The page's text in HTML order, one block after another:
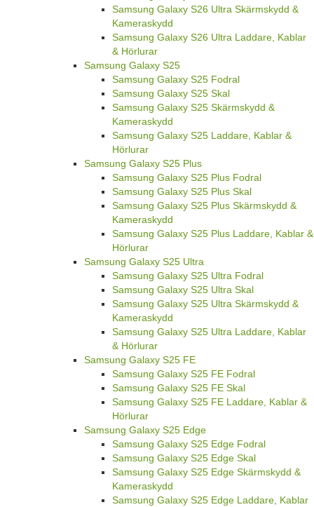
Samsung Galaxy S26 Ultra Skärmskydd &
Kameraskydd
Samsung Galaxy S26 Ultra Laddare, Kablar
& Hörlurar
Samsung Galaxy S25
Samsung Galaxy S25 Fodral
Samsung Galaxy S25 Skal
Samsung Galaxy S25 Skärmskydd &
Kameraskydd
Samsung Galaxy S25 Laddare, Kablar &
Hörlurar
Samsung Galaxy S25 Plus
Samsung Galaxy S25 Plus Fodral
Samsung Galaxy S25 Plus Skal
Samsung Galaxy S25 Plus Skärmskydd &
Kameraskydd
Samsung Galaxy S25 Plus Laddare, Kablar &
Hörlurar
Samsung Galaxy S25 Ultra
Samsung Galaxy S25 Ultra Fodral
Samsung Galaxy S25 Ultra Skal
Samsung Galaxy S25 Ultra Skärmskydd &
Kameraskydd
Samsung Galaxy S25 Ultra Laddare, Kablar
& Hörlurar
Samsung Galaxy S25 FE
Samsung Galaxy S25 FE Fodral
Samsung Galaxy S25 FE Skal
Samsung Galaxy S25 FE Laddare, Kablar &
Hörlurar
Samsung Galaxy S25 Edge
Samsung Galaxy S25 Edge Fodral
Samsung Galaxy S25 Edge Skal
Samsung Galaxy S25 Edge Skärmskydd &
Kameraskydd
Samsung Galaxy S25 Edge Laddare, Kablar